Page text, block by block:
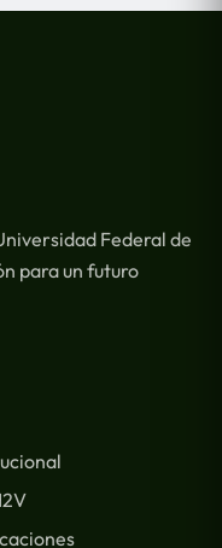
Federal de
para un futuro